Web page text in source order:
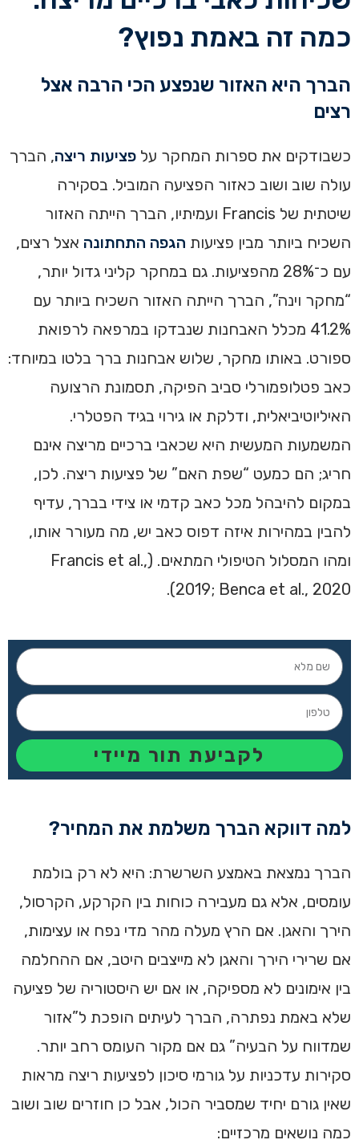
כמה זה באמת נפוץ?
הברך היא האזור שנפצע הכי הרבה אצל
רצים
כשבודקים את ספרות המחקר על פציעות ריצה, הברך
עולה שוב ושוב כאזור הפציעה המוביל. בסקירה
שיטתית של Francis ועמיתיו, הברך הייתה האזור
השכיח ביותר מבין פציעות הגפה התחתונה אצל רצים,
עם כ־28% מהפציעות. גם במחקר קליני גדול יותר,
“מחקר וינה”, הברך הייתה האזור השכיח ביותר עם
41.2% מכלל האבחנות שנבדקו במרפאה לרפואת
ספורט. באותו מחקר, שלוש אבחנות ברך בלטו במיוחד:
כאב פטלופמורלי סביב הפיקה, תסמונת הרצועה
האיליוטיביאלית, ודלקת או גירוי בגיד הפטלרי.
המשמעות המעשית היא שכאבי ברכיים מריצה אינם
חריג; הם כמעט “שפת האם” של פציעות ריצה. לכן,
במקום להיבהל מכל כאב קדמי או צידי בברך, עדיף
להבין במהירות איזה דפוס כאב יש, מה מעורר אותו,
ומהו המסלול הטיפולי המתאים. (Francis et al.,
2019; Benca et al., 2020).
לקביעת תור מיידי
למה דווקא הברך משלמת את המחיר?
הברך נמצאת באמצע השרשרת: היא לא רק בולמת
עומסים, אלא גם מעבירה כוחות בין הקרקע, הקרסול,
הירך והאגן. אם הרץ מעלה מהר מדי נפח או עצימות,
אם שרירי הירך והאגן לא מייצבים היטב, אם ההחלמה
בין אימונים לא מספיקה, או אם יש היסטוריה של פציעה
שלא באמת נפתרה, הברך לעיתים הופכת ל”אזור
שמדווח על הבעיה” גם אם מקור העומס רחב יותר.
סקירות עדכניות על גורמי סיכון לפציעות ריצה מראות
שאין גורם יחיד שמסביר הכול, אבל כן חוזרים שוב ושוב
כמה נושאים מרכזיים: